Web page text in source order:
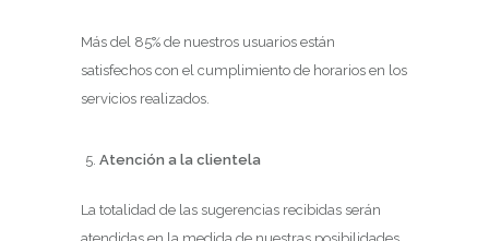
Más del 85% de nuestros usuarios están
satisfechos con el cumplimiento de horarios en los
servicios realizados.
Atención a la clientela
La totalidad de las sugerencias recibidas serán